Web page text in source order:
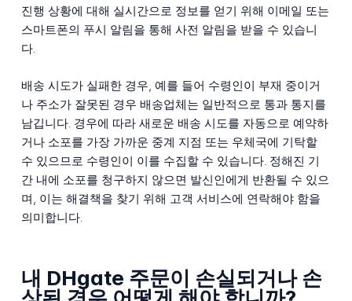
진행 상황에 대해 실시간으로 정보를 얻기 위해 이메일 또는
스마트폰의 푸시 알림을 통해 사전 알림을 받을 수 있습니
다.
배송 시도가 실패한 경우, 예를 들어 수령인이 부재 중이거
나 주소가 잘못된 경우 배송업체는 일반적으로 통과 통지를
남깁니다. 경우에 따라 새로운 배송 시도를 자동으로 예약하
거나 소포를 가장 가까운 중계 지점 또는 우체국에 기탁할
수 있으므로 수령인이 이를 수집할 수 있습니다. 정해진 기
간 내에 소포를 청구하지 않으면 발신인에게 반환될 수 있으
며, 이는 해결책을 찾기 위해 고객 서비스에 연락해야 함을
의미합니다.
내 DHgate 주문이 손실되거나 손